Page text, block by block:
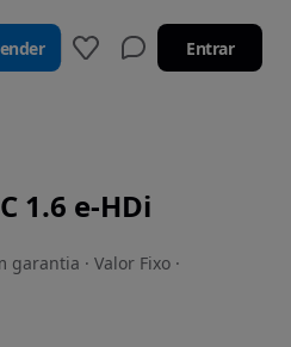
Entrar
1.6 e-HDi
garantia · Valor Fixo ·